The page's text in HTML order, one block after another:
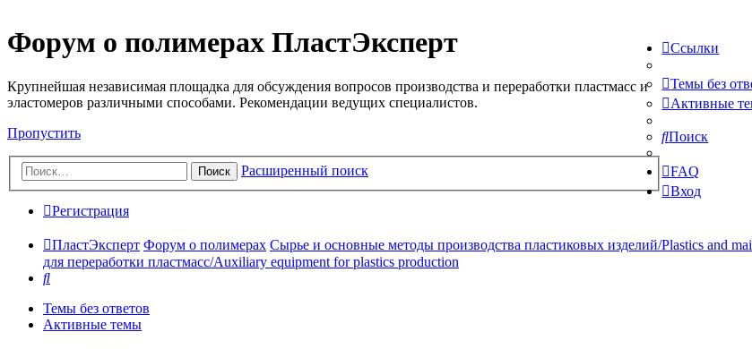
Форум о полимерах ПластЭксперт
Крупнейшая независимая площадка для обсуждения вопросов производства и переработки пластмасс и
эластомеров различными способами. Рекомендации ведущих специалистов.
Пропустить
Поиск Расширенный поиск
Ссылки
Темы без
Активные
Поиск
FAQ
Вход
Регистрация
ПластЭксперт Форум о полимерах Сырье и основные методы производства пластиковых изделий/Plastics and
для переработки пластмасс/Auxiliary equipment for plastics production
Поиск
Темы без ответов
Активные темы